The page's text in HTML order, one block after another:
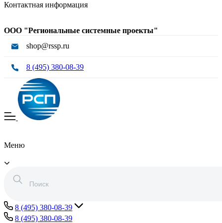
Контактная информация
ООО "Региональные системные проекты"
shop@rssp.ru
8 (495) 380-08-39
Меню
8 (495) 380-08-39
8 (495) 380-08-39